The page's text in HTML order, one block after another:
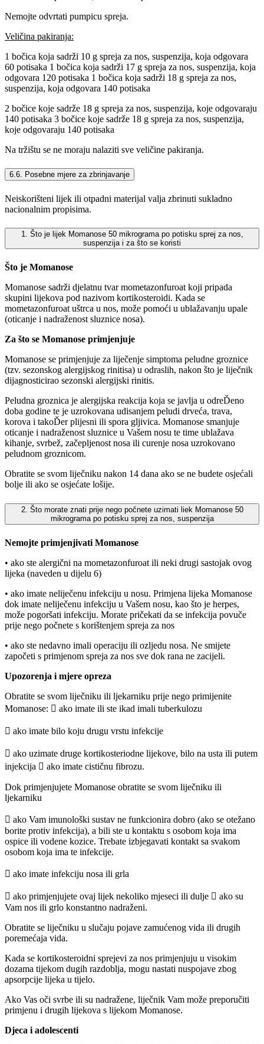
Nemojte odvrtati pumpicu spreja.
Veličina pakiranja:
1 bočica koja sadrži 10 g spreja za nos, suspenzija, koja odgovara
60 potisaka 1 bočica koja sadrži 17 g spreja za nos, suspenzija, koja
odgovara 120 potisaka 1 bočica koja sadrži 18 g spreja za nos,
suspenzija, koja odgovara 140 potisaka
2 bočice koje sadrže 18 g spreja za nos, suspenzija, koje odgovaraju
140 potisaka 3 bočice koje sadrže 18 g spreja za nos, suspenzija,
koje odgovaraju 140 potisaka
Na tržištu se ne moraju nalaziti sve veličine pakiranja.
6.6. Posebne mjere za zbrinjavanje
Neiskorišteni lijek ili otpadni materijal valja zbrinuti sukladno
nacionalnim propisima.
1. Što je lijek Momanose 50 mikrograma po potisku sprej za nos,
suspenzija i za što se koristi
Što je Momanose
Momanose sadrži djelatnu tvar mometazonfuroat koji pripada
skupini lijekova pod nazivom kortikosteroidi. Kada se
mometazonfuroat uštrca u nos, može pomoći u ublažavanju upale
(oticanje i nadraženost sluznice nosa).
Za što se Momanose primjenjuje
Momanose se primjenjuje za liječenje simptoma peludne groznice
(tzv. sezonskog alergijskog rinitisa) u odraslih, nakon što je liječnik
dijagnosticirao sezonski alergijski rinitis.
Peludna groznica je alergijska reakcija koja se javlja u odreĎeno
doba godine te je uzrokovana udisanjem peludi drveća, trava,
korova i takoĎer plijesni ili spora gljivica. Momanose smanjuje
oticanje i nadraženost sluznice u Vašem nosu te time ublažava
kihanje, svrbež, začepljenost nosa ili curenje nosa uzrokovano
peludnom groznicom.
Obratite se svom liječniku nakon 14 dana ako se ne budete osjećali
bolje ili ako se osjećate lošije.
2. Što morate znati prije nego počnete uzimati liek Momanose 50
mikrograma po potisku sprej za nos, suspenzija
Nemojte primjenjivati Momanose
• ako ste alergični na mometazonfuroat ili neki drugi sastojak ovog
lijeka (naveden u dijelu 6)
• ako imate neliječenu infekciju u nosu. Primjena lijeka Momanose
dok imate neliječenu infekciju u Vašem nosu, kao što je herpes,
može pogoršati infekciju. Morate pričekati da se infekcija povuče
prije nego počnete s korištenjem spreja za nos
• ako ste nedavno imali operaciju ili ozljedu nosa. Ne smijete
započeti s primjenom spreja za nos sve dok rana ne zacijeli.
Upozorenja i mjere opreza
Obratite se svom liječniku ili ljekarniku prije nego primijenite
Momanose:  ako imate ili ste ikad imali tuberkulozu
 ako imate bilo koju drugu vrstu infekcije
 ako uzimate druge kortikosteriodne lijekove, bilo na usta ili putem
injekcija  ako imate cističnu fibrozu.
Dok primjenjujete Momanose obratite se svom liječniku ili
ljekarniku
 ako Vam imunološki sustav ne funkcionira dobro (ako se otežano
borite protiv infekcija), a bili ste u kontaktu s osobom koja ima
ospice ili vodene kozice. Trebate izbjegavati kontakt sa svakom
osobom koja ima te infekcije.
 ako imate infekciju nosa ili grla
 ako primjenjujete ovaj lijek nekoliko mjeseci ili dulje  ako su
Vam nos ili grlo konstantno nadraženi.
Obratite se liječniku u slučaju pojave zamućenog vida ili drugih
poremećaja vida.
Kada se kortikosteroidni sprejevi za nos primjenjuju u visokim
dozama tijekom dugih razdoblja, mogu nastati nuspojave zbog
apsorpcije lijeka u tijelo.
Ako Vas oči svrbe ili su nadražene, liječnik Vam može preporučiti
primjenu i drugih lijekova s lijekom Momanose.
Djeca i adolescenti